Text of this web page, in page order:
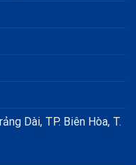
Dài, TP. Biên Hòa, T.